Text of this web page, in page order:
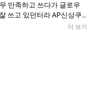
만족하고 쓰다가 글로우
쓰고 있던터라 AP신상쿠
느낌이려나 궁금해져서 세
무 약한 느낌입니다. 크기
보단 가벼운데 가격에 비
한것 같아서 아쉽네요. 사
티커를 벗겨보니 찍힌듯
도 스크래치가 납니다. 리
라 세미매트를 선호하지만
서도 매트하지 않고 지속
더 보기